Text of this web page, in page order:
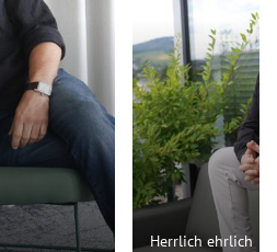
Herrlich ehrlich